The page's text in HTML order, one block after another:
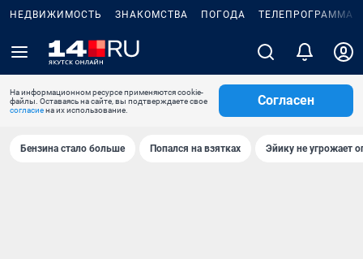
НЕДВИЖИМОСТЬ ЗНАКОМСТВА ПОГОДА ТЕЛЕПРОГРАММА
На информационном ресурсе применяются cookie-
файлы. Оставаясь на сайте, вы подтверждаете свое
согласиена их использование.
Согласен
Бензина стало больше Попался на взятках Эйику не угрожает